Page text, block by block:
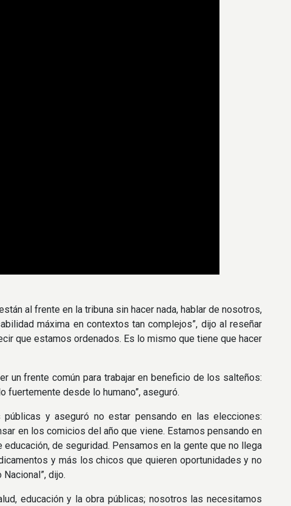
al frente en la tribuna sin hacer nada, hablar de nosotros,
máxima en contextos tan complejos”, dijo al reseñar
que estamos ordenados. Es lo mismo que tiene que hacer
un frente común para trabajar en beneficio de los salteños:
fuertemente desde lo humano”, aseguró.
y aseguró no estar pensando en las elecciones:
en los comicios del año que viene. Estamos pensando en
de seguridad. Pensamos en la gente que no llega
y más los chicos que quieren oportunidades y no
dijo.
educación y la obra públicas; nosotros las necesitamos